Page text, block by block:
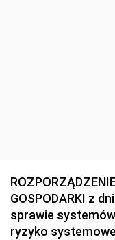
GOSPODARKI z
sprawie
ryzyko